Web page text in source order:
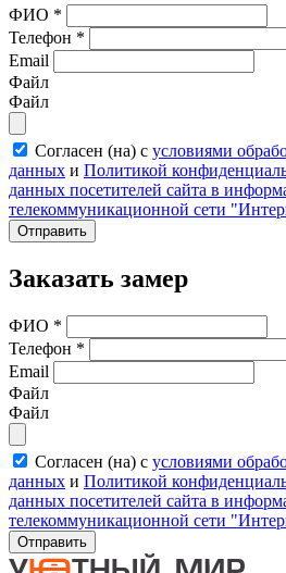
ФИО *
Телефон *
Email
Файл
Файл
Согласен (на) с условиями
данных и Политикой
данных посетителей сайта в
телекоммуникационной сети
Отправить
Заказать замер
ФИО *
Телефон *
Email
Файл
Файл
Согласен (на) с условиями
данных и Политикой
данных посетителей сайта в
телекоммуникационной сети
Отправить